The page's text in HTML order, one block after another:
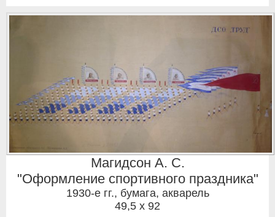
Магидсон А. С.
"Оформление спортивного праздника"
1930-е гг., бумага, акварель
49,5 x 92